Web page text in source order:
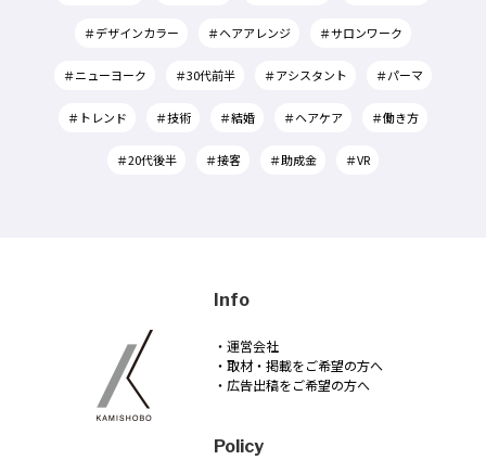
＃デザインカラー ＃ヘアアレンジ ＃サロンワーク
＃ニューヨーク ＃30代前半 ＃アシスタント ＃パーマ
＃トレンド ＃技術 ＃結婚 ＃ヘアケア ＃働き方
＃20代後半 ＃接客 ＃助成金 ＃VR
Info
・運営会社
・取材・掲載をご希望の方へ
・広告出稿をご希望の方へ
Policy